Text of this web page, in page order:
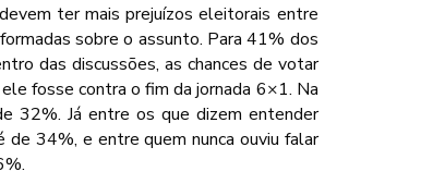
ter mais prejuízos eleitorais entre
sobre o assunto. Para 41% dos
das discussões, as chances de votar
fosse contra o fim da jornada 6×1. Na
32%. Já entre os que dizem entender
34%, e entre quem nunca ouviu falar